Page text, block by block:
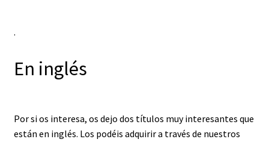
.
En inglés
Por si os interesa, os dejo dos títulos muy interesantes que
están en inglés. Los podéis adquirir a través de nuestros